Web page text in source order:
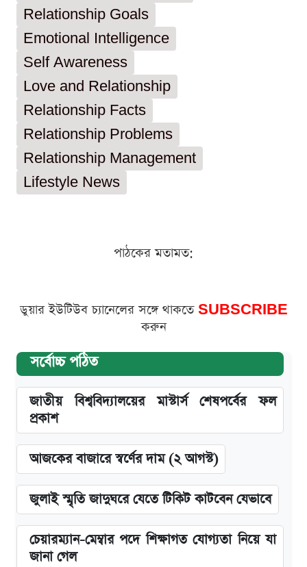
Relationship Goals
Emotional Intelligence
Self Awareness
Love and Relationship
Relationship Facts
Relationship Problems
Relationship Management
Lifestyle News
পাঠকের মতামত:
ডুয়ার ইউটিউব চ্যানেলের সঙ্গে থাকতে SUBSCRIBE
করুন
সর্বোচ্চ পঠিত
জাতীয় বিশ্ববিদ্যালয়ের মাস্টার্স শেষপর্বের ফল
প্রকাশ
আজকের বাজারে স্বর্ণের দাম (২ আগস্ট)
জুলাই স্মৃতি জাদুঘরে যেতে টিকিট কাটবেন যেভাবে
চেয়ারম্যান-মেম্বার পদে শিক্ষাগত যোগ্যতা নিয়ে যা
জানা গেল